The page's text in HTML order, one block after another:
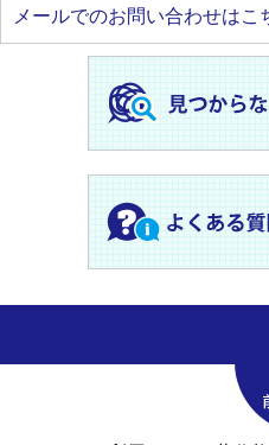
メールでのお問い合わせはこ